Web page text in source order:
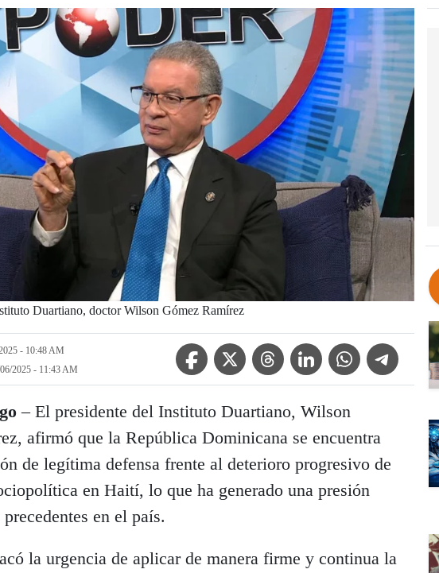
Duartiano, doctor Wilson Gómez Ramírez
- 10:48 AM
2025 - 11:43 AM
Facebook IconTwitter IconThreads IconLinkedin IconWhatsApp IconTelegram Icon
– El presidente del Instituto Duartiano, Wilson
afirmó que la República Dominicana se encuentra
de legítima defensa frente al deterioro progresivo de
en Haití, lo que ha generado una presión
en el país.
la urgencia de aplicar de manera firme y continua la